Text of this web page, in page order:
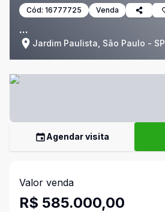
Cód: 16777725 Venda
...
Jardim Paulista, São Paulo - SP
Agendar visita
Valor venda
R$ 585.000,00